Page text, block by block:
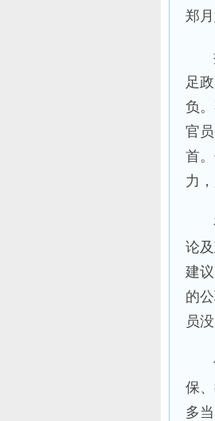
郑
足
负
官
首
力
论
建
的
员
保
多